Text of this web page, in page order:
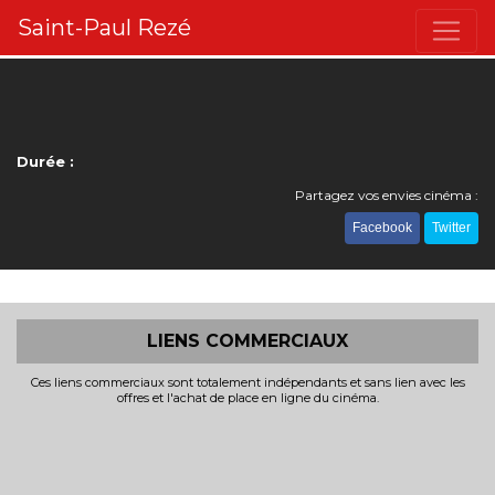
Saint-Paul Rezé
Durée :
Partagez vos envies cinéma :
Facebook Twitter
LIENS COMMERCIAUX
Ces liens commerciaux sont totalement indépendants et sans lien avec les
offres et l'achat de place en ligne du cinéma.